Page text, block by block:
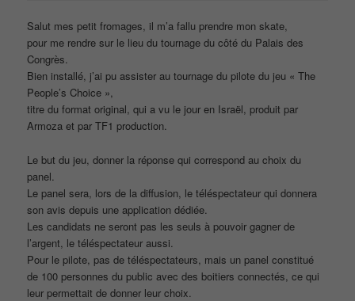
Salut mes petit fromages, il m’a fallu prendre mon skate,
pour me rendre sur le lieu du tournage du côté du Palais des
Congrès.
Bien installé, j’ai pu assister au tournage du pilote du jeu « The
People’s Choice »,
titre du format original, qui a vu le jour en Israël, produit par
Armoza et par TF1 production.
Le but du jeu, donner la réponse qui correspond au choix du
panel.
Le panel sera, lors de la diffusion, le téléspectateur qui donnera
son avis depuis une application dédiée.
Les candidats ne seront pas les seuls à pouvoir gagner de
l’argent, le téléspectateur aussi.
Pour le pilote, pas de téléspectateurs, mais un panel constitué
de 100 personnes du public avec des boitiers connectés, ce qui
leur permettait de donner leur choix.